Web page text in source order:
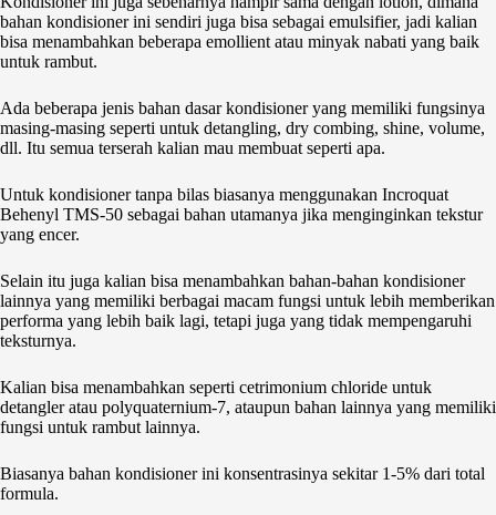
bahan kondisioner ini sendiri juga bisa sebagai emulsifier, jadi kalian
bisa menambahkan beberapa emollient atau minyak nabati yang baik
untuk rambut.
Ada beberapa jenis bahan dasar kondisioner yang memiliki fungsinya
masing-masing seperti untuk detangling, dry combing, shine, volume,
dll. Itu semua terserah kalian mau membuat seperti apa.
Untuk kondisioner tanpa bilas biasanya menggunakan Incroquat
Behenyl TMS-50 sebagai bahan utamanya jika menginginkan tekstur
yang encer.
Selain itu juga kalian bisa menambahkan bahan-bahan kondisioner
lainnya yang memiliki berbagai macam fungsi untuk lebih memberikan
performa yang lebih baik lagi, tetapi juga yang tidak mempengaruhi
teksturnya.
Kalian bisa menambahkan seperti cetrimonium chloride untuk
detangler atau polyquaternium-7, ataupun bahan lainnya yang memiliki
fungsi untuk rambut lainnya.
Biasanya bahan kondisioner ini konsentrasinya sekitar 1-5% dari total
formula.